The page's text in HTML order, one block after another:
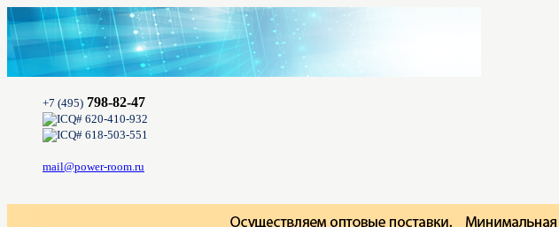
+7 (495) 798-82-47
620-410-932
618-503-551
mail@power-room.ru